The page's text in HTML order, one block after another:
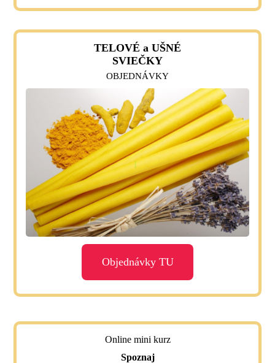
TELOVÉ a UŠNÉ
SVIEČKY
OBJEDNÁVKY
Objednávky TU
Online mini kurz
Spoznaj